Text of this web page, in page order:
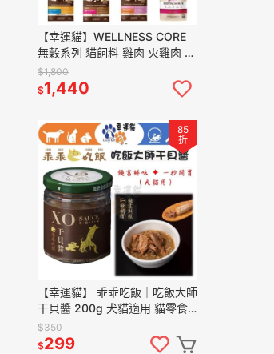
【幸運貓】WELLNESS CORE
無穀系列 貓飼料 雞肉 火雞肉 鴨
肉 深海魚 化毛 體重控制 寵物健
康
$1,800
$1,440
85
折
【幸運貓】 乖乖吃飯｜吃飯大師
干貝醬 200g 犬貓適用 貓零食
狗零食 罐頭
$350
$299